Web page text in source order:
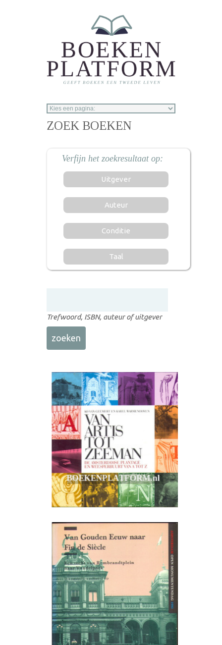
ZOEK BOEKEN
Uitgever
Auteur
Conditie
Taal
Trefwoord, ISBN, auteur of uitgever